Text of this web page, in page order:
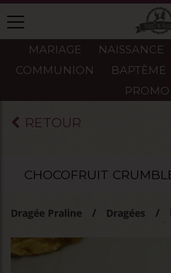
MARIAGE NAISSANCE
COMMUNION
BAPTÈME
PROMO
RETOUR
CHOCOFRUIT
Dragée Praline Dragées